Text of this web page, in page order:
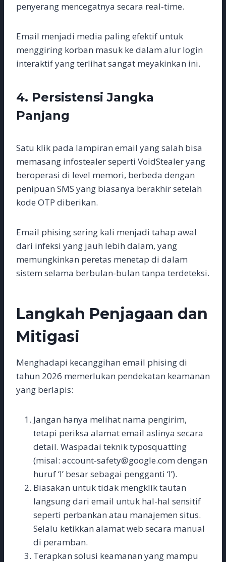
penyerang mencegatnya secara real-time.
Email menjadi media paling efektif untuk
menggiring korban masuk ke dalam alur login
interaktif yang terlihat sangat meyakinkan ini.
4. Persistensi Jangka
Panjang
Satu klik pada lampiran email yang salah bisa
memasang infostealer seperti VoidStealer yang
beroperasi di level memori, berbeda dengan
penipuan SMS yang biasanya berakhir setelah
kode OTP diberikan.
Email phising sering kali menjadi tahap awal
dari infeksi yang jauh lebih dalam, yang
memungkinkan peretas menetap di dalam
sistem selama berbulan-bulan tanpa terdeteksi.
Langkah Penjagaan dan
Mitigasi
Menghadapi kecanggihan email phising di
tahun 2026 memerlukan pendekatan keamanan
yang berlapis:
Jangan hanya melihat nama pengirim,
tetapi periksa alamat email aslinya secara
detail. Waspadai teknik typosquatting
(misal: account-safety@googIe.com dengan
huruf ‘I’ besar sebagai pengganti ‘l’).
Biasakan untuk tidak mengklik tautan
langsung dari email untuk hal-hal sensitif
seperti perbankan atau manajemen situs.
Selalu ketikkan alamat web secara manual
di peramban.
Terapkan solusi keamanan yang mampu